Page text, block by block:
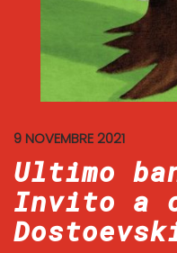
9 NOVEMBRE 2021
Ultimo
Invito a